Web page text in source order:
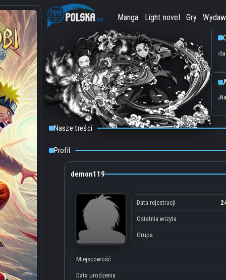
Manga Light novel Gry
Nasze treści
Profil
demon119
Data rejestracji
Ostatnia wizyta
Grupa
Miejscowość
Data urodzenia